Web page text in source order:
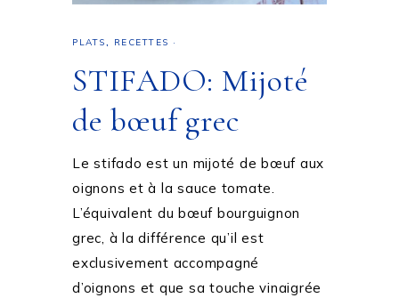
PLATS, RECETTES ·
STIFADO: Mijoté
de bœuf grec
Le stifado est un mijoté de bœuf aux
oignons et à la sauce tomate.
L’équivalent du bœuf bourguignon
grec, à la différence qu’il est
exclusivement accompagné
d’oignons et que sa touche vinaigrée